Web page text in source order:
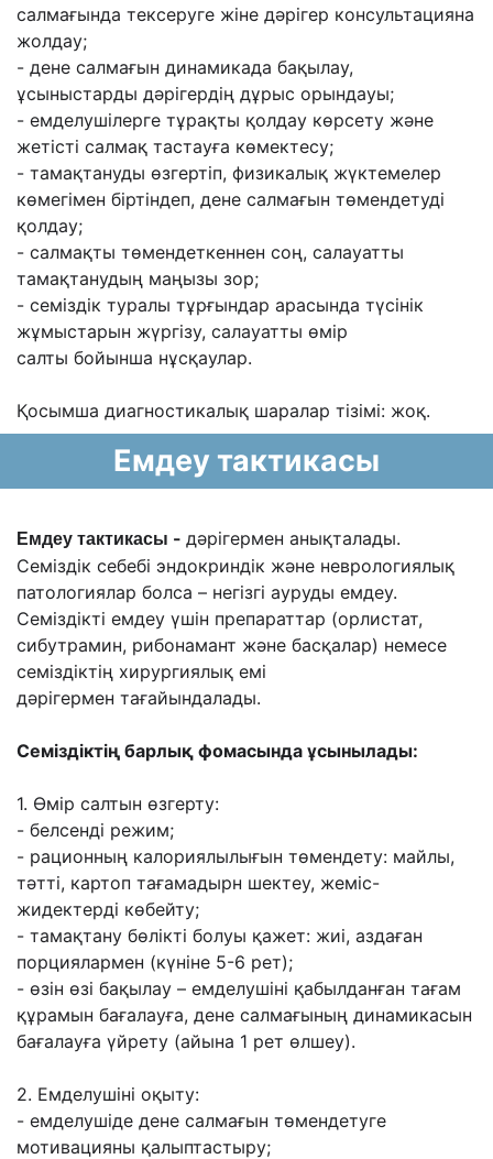
салмағында тексеруге жіне дəрігер консультацияна
жолдау;
- дене салмағын динамикада бақылау,
ұсыныстарды дəрігердің дұрыс орындауы;
- емделушілерге тұрақты қолдау көрсету жəне
жетісті салмақ тастауға көмектесу;
- тамақтануды өзгертіп, физикалық жүктемелер
көмегімен біртіндеп, дене салмағын төмендетуді
қолдау;
- салмақты төмендеткеннен соң, салауатты
тамақтанудың маңызы зор;
- семіздік туралы тұрғындар арасында түсінік
жұмыстарын жүргізу, салауатты өмір
салты бойынша нұсқаулар.
Қосымша диагностикалық шаралар тізімі: жоқ.
Емдеу тактикасы
Емдеу тактикасы - дəрігермен анықталады.
Семіздік себебі эндокриндік жəне неврологиялық
патологиялар болса – негізгі ауруды емдеу.
Семіздікті емдеу үшін препараттар (орлистат,
сибутрамин, рибонамант жəне басқалар) немесе
семіздіктің хирургиялық емі
дəрігермен тағайындалады.
Семіздіктің барлық фомасында ұсынылады:
1. Өмір салтын өзгерту:
- белсенді режим;
- рационның калориялылығын төмендету: майлы,
тəтті, картоп тағамадырн шектеу, жеміс-
жидектерді көбейту;
- тамақтану бөлікті болуы қажет: жиі, аздаған
порциялармен (күніне 5-6 рет);
- өзін өзі бақылау – емделушіні қабылданған тағам
құрамын бағалауға, дене салмағының динамикасын
бағалауға үйрету (айына 1 рет өлшеу).
2. Емделушіні оқыту:
- емделушіде дене салмағын төмендетуге
мотивацияны қалыптастыру;